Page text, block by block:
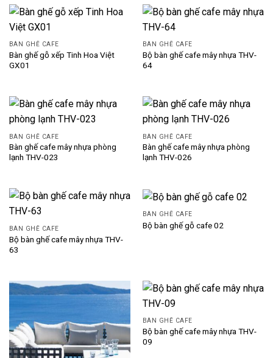
BÀN GHẾ CAFE
Bàn ghế gỗ xếp Tinh Hoa Việt
GX01
BÀN GHẾ CAFE
Bộ bàn ghế cafe mây nhựa THV-
64
BÀN GHẾ CAFE
Bàn ghế cafe mây nhựa phòng
lạnh THV-023
BÀN GHẾ CAFE
Bàn ghế cafe mây nhựa phòng
lạnh THV-026
BÀN GHẾ CAFE
Bộ bàn ghế cafe mây nhựa THV-
63
BÀN GHẾ CAFE
Bộ bàn ghế gỗ cafe 02
BÀN GHẾ CAFE
Bộ bàn ghế cafe mây nhựa THV-
09